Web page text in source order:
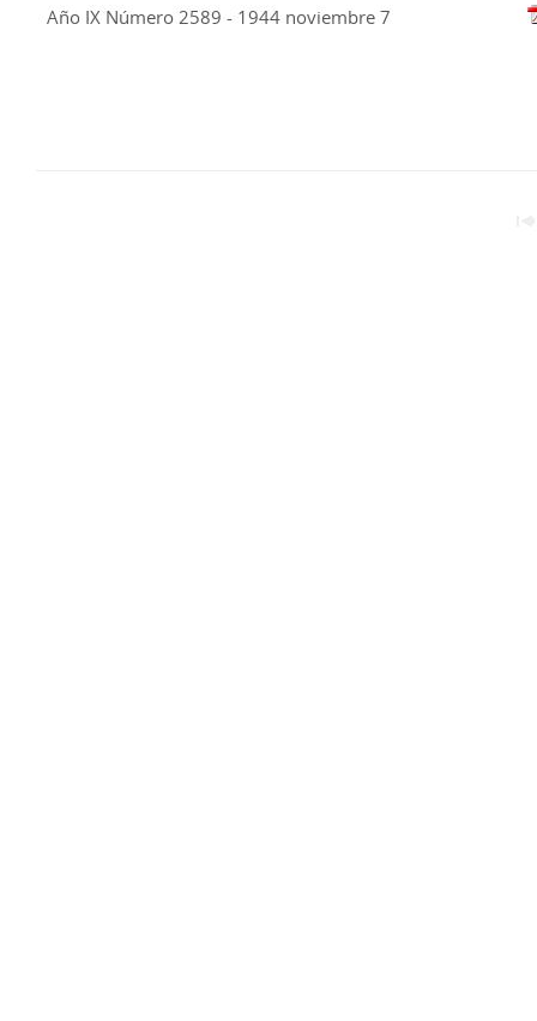
Año IX Número 2589 - 1944 noviembre 7